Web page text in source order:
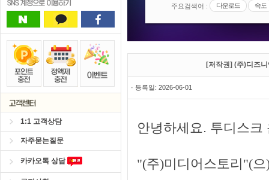
1:1 고객상담
자주묻는질문
카카오톡 상담
주요검색어 : 다운로드 속도
[저작권] (주)디즈
· 등록일: 2026-06-01
안녕하세요. 투디스크
"(주)미디어스토리"(